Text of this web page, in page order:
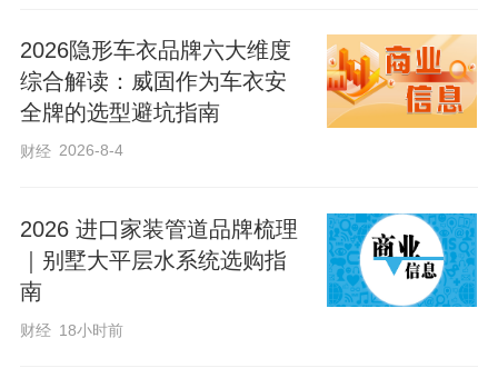
渠坠落隐患，切实保障群众出行安心顺
畅。
队伍严格落实“早排查、早处置、早整改”工
作机制，常态化开展道路隐患治理，及时
修补路面坑槽、处置路基破损问题。施工
全程严守作业标准，严把工程质量，保障
2026隐形车衣品牌六大维度
综合解读：威固作为车衣安
全牌的选型避坑指南
财经 2026-8-4
2026 进口家装管道品牌梳理
｜别墅大平层水系统选购指
南
财经 18小时前